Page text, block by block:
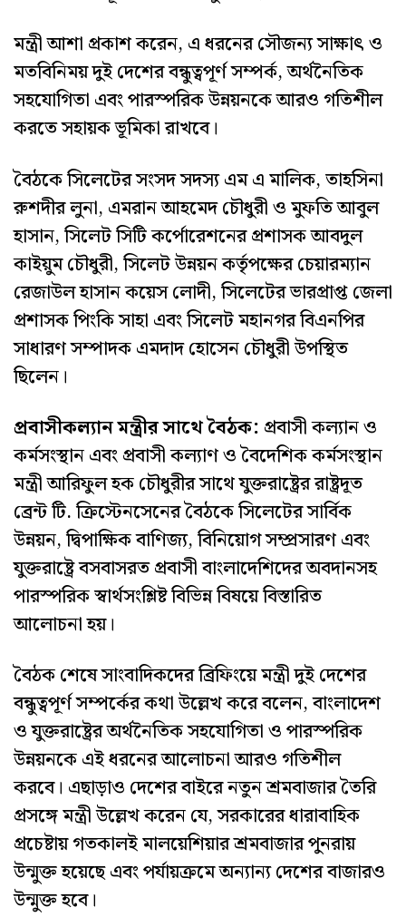
মন্ত্রী আশা প্রকাশ করেন, এ ধরনের সৌজন্য সাক্ষাৎ ও
মতবিনিময় দুই দেশের বন্ধুত্বপূর্ণ সম্পর্ক, অর্থনৈতিক
সহযোগিতা এবং পারস্পরিক উন্নয়নকে আরও গতিশীল
করতে সহায়ক ভূমিকা রাখবে।
বৈঠকে সিলেটের সংসদ সদস্য এম এ মালিক, তাহসিনা
রুশদীর লুনা, এমরান আহমেদ চৌধুরী ও মুফতি আবুল
হাসান, সিলেট সিটি কর্পোরেশনের প্রশাসক আবদুল
কাইয়ুম চৌধুরী, সিলেট উন্নয়ন কর্তৃপক্ষের চেয়ারম্যান
রেজাউল হাসান কয়েস লোদী, সিলেটের ভারপ্রাপ্ত জেলা
প্রশাসক পিংকি সাহা এবং সিলেট মহানগর বিএনপির
সাধারণ সম্পাদক এমদাদ হোসেন চৌধুরী উপস্থিত
ছিলেন।
প্রবাসীকল্যান মন্ত্রীর সাথে বৈঠক: প্রবাসী কল্যান ও
কর্মসংস্থান এবং প্রবাসী কল্যাণ ও বৈদেশিক কর্মসংস্থান
মন্ত্রী আরিফুল হক চৌধুরীর সাথে যুক্তরাষ্ট্রের রাষ্ট্রদূত
ব্রেন্ট টি. ক্রিস্টেনসেনের বৈঠকে সিলেটের সার্বিক
উন্নয়ন, দ্বিপাক্ষিক বাণিজ্য, বিনিয়োগ সম্প্রসারণ এবং
যুক্তরাষ্ট্রে বসবাসরত প্রবাসী বাংলাদেশিদের অবদানসহ
পারস্পরিক স্বার্থসংশ্লিষ্ট বিভিন্ন বিষয়ে বিস্তারিত
আলোচনা হয়।
​বৈঠক শেষে সাংবাদিকদের ব্রিফিংয়ে মন্ত্রী দুই দেশের
বন্ধুত্বপূর্ণ সম্পর্কের কথা উল্লেখ করে বলেন, বাংলাদেশ
ও যুক্তরাষ্ট্রের অর্থনৈতিক সহযোগিতা ও পারস্পরিক
উন্নয়নকে এই ধরনের আলোচনা আরও গতিশীল
করবে। এছাড়াও দেশের বাইরে নতুন শ্রমবাজার তৈরি
প্রসঙ্গে মন্ত্রী উল্লেখ করেন যে, সরকারের ধারাবাহিক
প্রচেষ্টায় গতকালই মালয়েশিয়ার শ্রমবাজার পুনরায়
উন্মুক্ত হয়েছে এবং পর্যায়ক্রমে অন্যান্য দেশের বাজারও
উন্মুক্ত হবে।